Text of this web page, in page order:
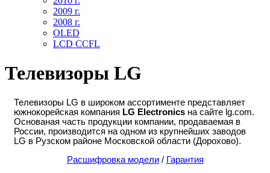
2009 г.
2008 г.
OLED
LCD CCFL
Телевизоры LG
Телевизоры LG в широком ассортименте представляет
южнокорейская компания LG Electronicsна сайте lg.com.
Основаная часть продукции компании, продаваемая в
России, производится на одном из крупнейших заводов
LG в Рузском районе Московской области (Дорохово).
Расшифровка модели/ Гарантия